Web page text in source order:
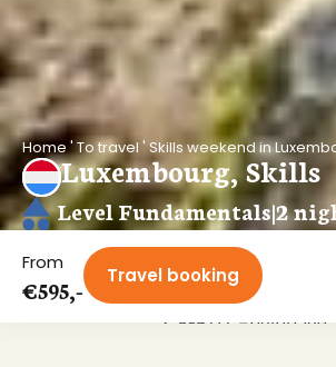
<?xml
Home'To travel 'Skills weekend in
Luxembourg, Skills
Level Fundamentals|2
From
€595,- Travel booking